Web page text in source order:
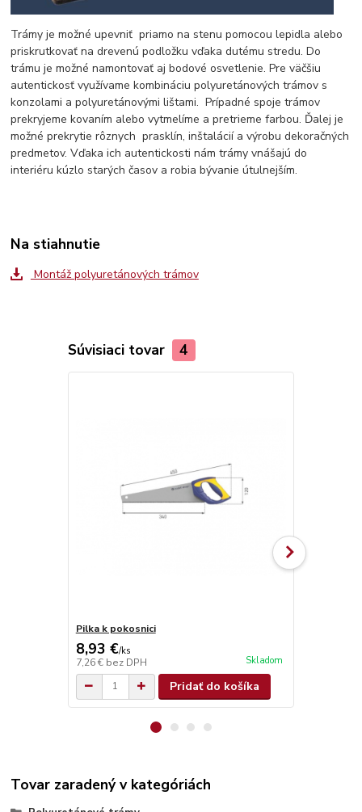
Trámy je možné upevniť priamo na stenu pomocou lepidla alebo
priskrutkovať na drevenú podložku vďaka dutému stredu. Do
trámu je možné namontovať aj bodové osvetlenie. Pre väčšiu
autentickosť využívame kombináciu polyuretánových trámov s
konzolami a polyuretánovými lištami. Prípadné spoje trámov
prekryjeme kovaním alebo vytmelíme a pretrieme farbou. Ďalej je
možné prekrytie rôznych prasklín, inštalácií a výrobu dekoračných
predmetov. Vďaka ich autentickosti nám trámy vnášajú do
interiéru kúzlo starých časov a robia bývanie útulnejším.
Na stiahnutie
Montáž polyuretánových trámov
Súvisiaci tovar 4
Pilka k pokosnici
8,93 €/ks
7,26 € bez DPH Skladom
Pridať do košíka
Tovar zaradený v kategóriách